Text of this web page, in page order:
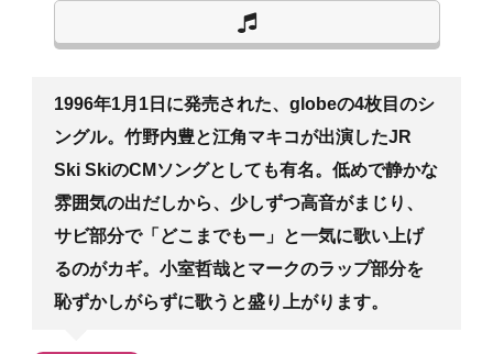
1996年1月1日に発売された、globeの4枚目のシ
ングル。竹野内豊と江角マキコが出演したJR
Ski SkiのCMソングとしても有名。低めで静かな
雰囲気の出だしから、少しずつ高音がまじり、
サビ部分で「どこまでもー」と一気に歌い上げ
るのがカギ。小室哲哉とマークのラップ部分を
恥ずかしがらずに歌うと盛り上がります。